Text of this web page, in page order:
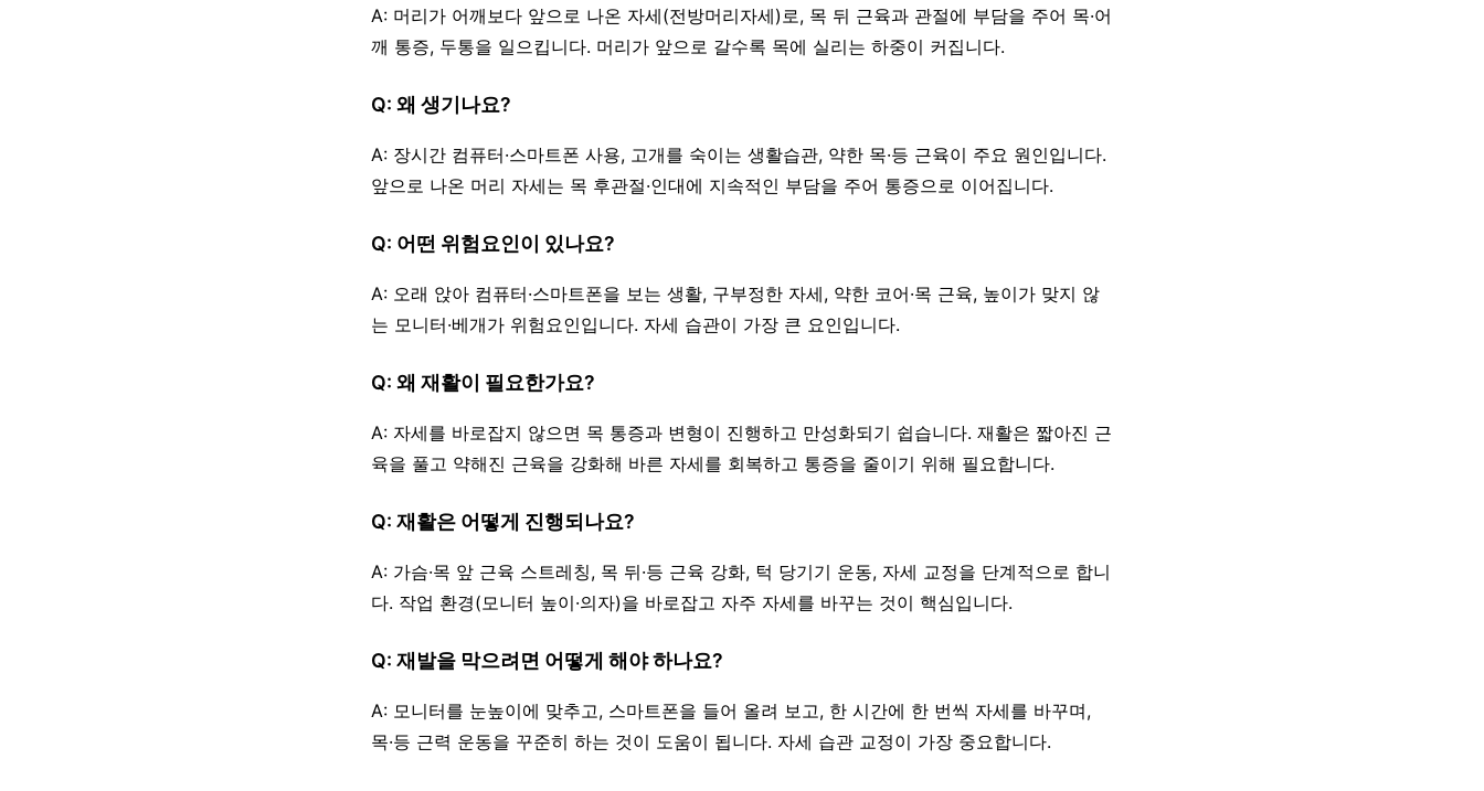
A: 머리가 어깨보다 앞으로 나온 자세(전방머리자세)로, 목 뒤 근육과 관절에 부담을 주어 목·어
깨 통증, 두통을 일으킵니다. 머리가 앞으로 갈수록 목에 실리는 하중이 커집니다.
Q: 왜 생기나요?
A: 장시간 컴퓨터·스마트폰 사용, 고개를 숙이는 생활습관, 약한 목·등 근육이 주요 원인입니다.
앞으로 나온 머리 자세는 목 후관절·인대에 지속적인 부담을 주어 통증으로 이어집니다.
Q: 어떤 위험요인이 있나요?
A: 오래 앉아 컴퓨터·스마트폰을 보는 생활, 구부정한 자세, 약한 코어·목 근육, 높이가 맞지 않
는 모니터·베개가 위험요인입니다. 자세 습관이 가장 큰 요인입니다.
Q: 왜 재활이 필요한가요?
A: 자세를 바로잡지 않으면 목 통증과 변형이 진행하고 만성화되기 쉽습니다. 재활은 짧아진 근
육을 풀고 약해진 근육을 강화해 바른 자세를 회복하고 통증을 줄이기 위해 필요합니다.
Q: 재활은 어떻게 진행되나요?
A: 가슴·목 앞 근육 스트레칭, 목 뒤·등 근육 강화, 턱 당기기 운동, 자세 교정을 단계적으로 합니
다. 작업 환경(모니터 높이·의자)을 바로잡고 자주 자세를 바꾸는 것이 핵심입니다.
Q: 재발을 막으려면 어떻게 해야 하나요?
A: 모니터를 눈높이에 맞추고, 스마트폰을 들어 올려 보고, 한 시간에 한 번씩 자세를 바꾸며,
목·등 근력 운동을 꾸준히 하는 것이 도움이 됩니다. 자세 습관 교정이 가장 중요합니다.